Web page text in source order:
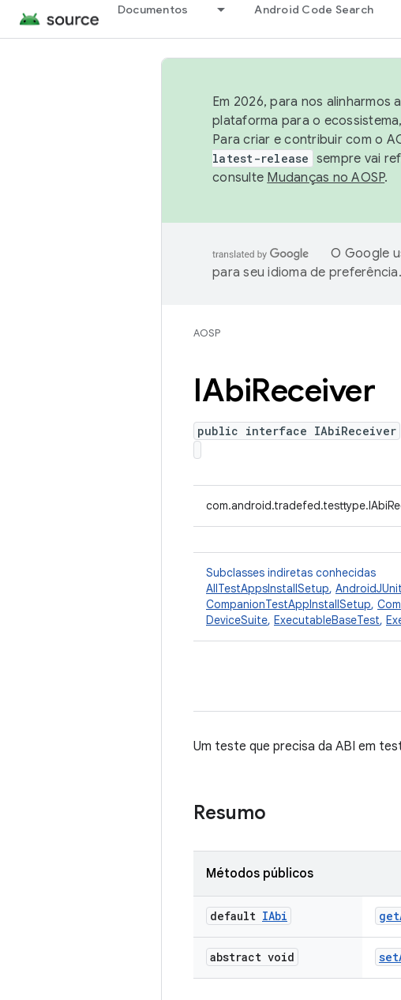
Documentos Android Code Search
Em 2026, para nos
plataforma para o
Para criar e contribuir com o
latest-release sempre vai
consulte Mudanças no AOSP.
O Google
para seu idioma de
AOSP
IAbiReceiver
public interface IAbiReceiver
Subclasses indiretas conhecidas
AllTestAppsInstallSetup,
CompanionTestAppInstallSetup,
DeviceSuite, ExecutableBaseTest,
Um teste que precisa da ABI em
Resumo
Métodos públicos
default IAbi get
abstract void set